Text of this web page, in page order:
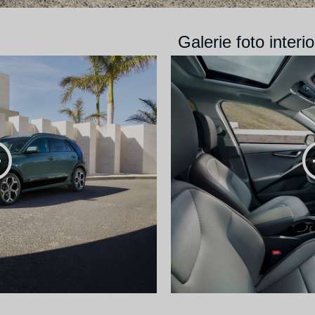
Galerie foto